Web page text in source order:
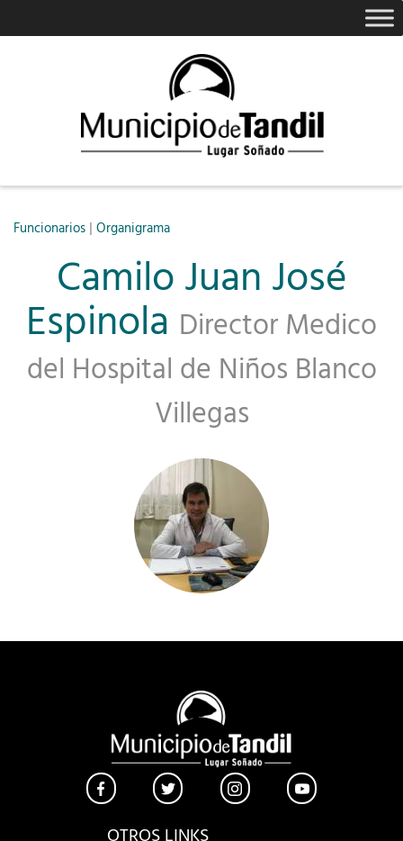
Funcionarios | Organigrama
Camilo Juan José
Espinola Director Medico
del Hospital de Niños Blanco
Villegas